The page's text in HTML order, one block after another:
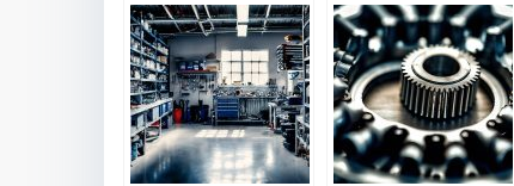
б/к шип
107T Flat Run ш